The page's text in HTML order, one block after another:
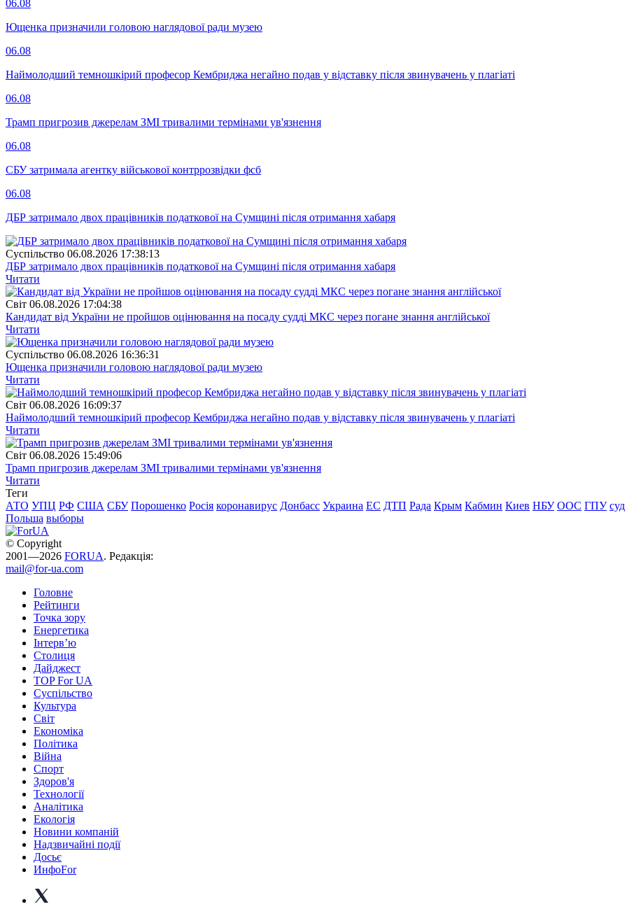
06.08
Ющенка призначили головою наглядової ради музею
06.08
Наймолодший темношкірий професор Кембриджа негайно подав у відставку після звинувачень у плагіаті
06.08
Трамп пригрозив джерелам ЗМІ тривалими термінами ув'язнення
06.08
СБУ затримала агентку військової контррозвідки фсб
06.08
ДБР затримало двох працівників податкової на Сумщині після отримання хабаря
Суспiльство 06.08.2026 17:38:13
ДБР затримало двох працівників податкової на Сумщині після отримання хабаря
Читати
Свiт 06.08.2026 17:04:38
Кандидат від України не пройшов оцінювання на посаду судді МКС через погане знання англійської
Читати
Суспiльство 06.08.2026 16:36:31
Ющенка призначили головою наглядової ради музею
Читати
Свiт 06.08.2026 16:09:37
Наймолодший темношкірий професор Кембриджа негайно подав у відставку після звинувачень у плагіаті
Читати
Свiт 06.08.2026 15:49:06
Трамп пригрозив джерелам ЗМІ тривалими термінами ув'язнення
Читати
Теги
АТО УПЦ РФ США СБУ Порошенко Росія коронавирус Донбасс Украина ЕС ДТП Рада Крым Кабмин Киев НБУ ООС ГПУ суд
Польша выборы
© Copyright
2001—2026 FORUA. Редакція:
mail@for-ua.com
Головне
Рейтинги
Точка зору
Енергетика
Інтерв’ю
Столиця
Дайджест
TOP For UA
Суспiльство
Культура
Світ
Економіка
Політика
Війна
Спорт
Здоров'я
Технології
Аналітика
Екологія
Новини компаній
Надзвичайні події
Досьє
ИнфоFor